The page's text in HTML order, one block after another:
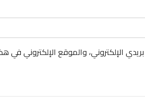
الإلكتروني، والموقع الإلكتروني في